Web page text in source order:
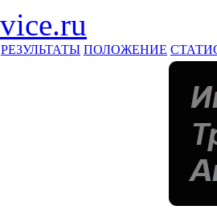
РЕЗУЛЬТАТЫ ПОЛОЖЕНИЕ